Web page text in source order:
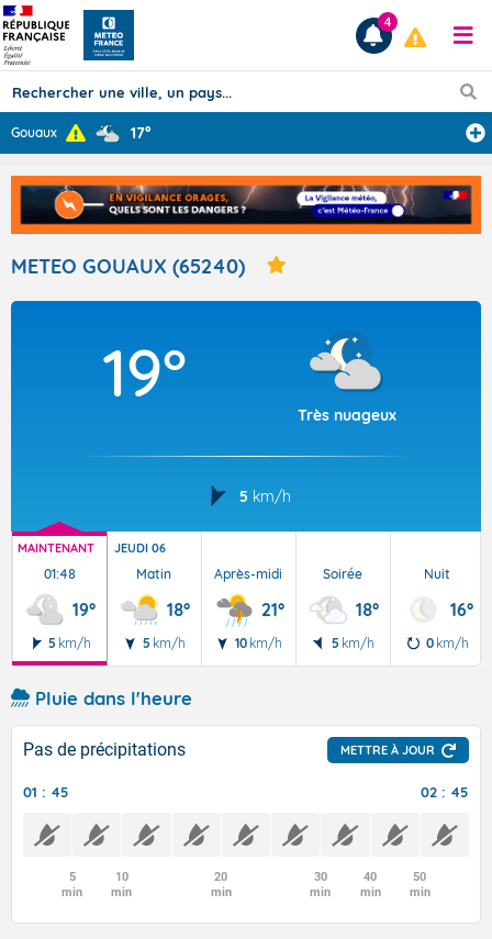
Prévisions
TOUS LES RÉSULTATS
Articles
4
Gouaux 17°
METEO GOUAUX (65240)
19°
Très nuageux
5 km/h
MAINTENANT
01:48
19°
5 km/h
JEUDI 06
Matin
18°
5 km/h
Après-midi
21°
10 km/h
Soirée
18°
5 km/h
Nuit
16°
0 km/h
Pluie dans l'heure
Pas de précipitations METTRE À JOUR
01 : 45 02 : 45
5
min
10
min
20
min
30
min
40
min
50
min